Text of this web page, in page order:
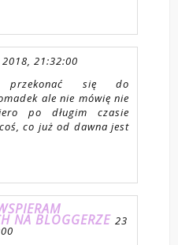
21:32:00
przekonać się do
ale nie mówię nie
po długim czasie
co już od dawna jest
NA BLOGGERZE 23